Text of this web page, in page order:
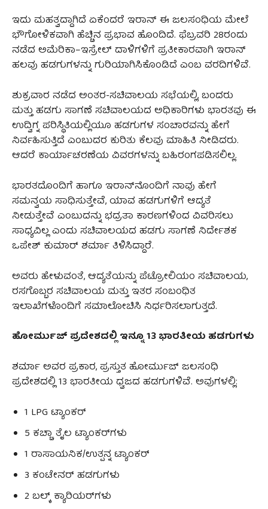
ಇದು ಮಹತ್ವದ್ದಾಗಿದೆ ಏಕೆಂದರೆ ಇರಾನ್ ಈ ಜಲಸಂಧಿಯ ಮೇಲೆ
ಭೌಗೋಳಿಕವಾಗಿ ಹೆಚ್ಚಿನ ಪ್ರಭಾವ ಹೊಂದಿದೆ. ಫೆಬ್ರವರಿ 28ರಂದು
ನಡೆದ ಅಮೆರಿಕಾ–ಇಸ್ರೇಲ್ ದಾಳಿಗಳಿಗೆ ಪ್ರತೀಕಾರವಾಗಿ ಇರಾನ್
ಹಲವು ಹಡಗುಗಳನ್ನು ಗುರಿಯಾಗಿಸಿಕೊಂಡಿದೆ ಎಂಬ ವರದಿಗಳಿವೆ.
ಶುಕ್ರವಾರ ನಡೆದ ಅಂತರ-ಸಚಿವಾಲಯ ಸಭೆಯಲ್ಲಿ, ಬಂದರು
ಮತ್ತು ಹಡಗು ಸಾಗಣೆ ಸಚಿವಾಲಯದ ಅಧಿಕಾರಿಗಳು ಭಾರತವು ಈ
ಉದ್ವಿಗ್ನ ಪರಿಸ್ಥಿತಿಯಲ್ಲಿಯೂ ಹಡಗುಗಳ ಸಂಚಾರವನ್ನು ಹೇಗೆ
ನಿರ್ವಹಿಸುತ್ತಿದೆ ಎಂಬುದರ ಕುರಿತು ಕೆಲವು ಮಾಹಿತಿ ನೀಡಿದರು.
ಆದರೆ ಕಾರ್ಯಾಚರಣೆಯ ವಿವರಗಳನ್ನು ಬಹಿರಂಗಪಡಿಸಲಿಲ್ಲ.
ಭಾರತದೊಂದಿಗೆ ಹಾಗೂ ಇರಾನ್‌ನೊಂದಿಗೆ ನಾವು ಹೇಗೆ
ಸಮನ್ವಯ ಸಾಧಿಸುತ್ತೇವೆ, ಯಾವ ಹಡಗುಗಳಿಗೆ ಆದ್ಯತೆ
ನೀಡುತ್ತೇವೆ ಎಂಬುದನ್ನು ಭದ್ರತಾ ಕಾರಣಗಳಿಂದ ವಿವರಿಸಲು
ಸಾಧ್ಯವಿಲ್ಲ ಎಂದು ಸಚಿವಾಲಯದ ಹಡಗು ಸಾಗಣೆ ನಿರ್ದೇಶಕ
ಒಪೇಶ್ ಕುಮಾರ್ ಶರ್ಮಾ ತಿಳಿಸಿದ್ದಾರೆ.
ಅವರು ಹೇಳುವಂತೆ, ಆದ್ಯತೆಯನ್ನು ಪೆಟ್ರೋಲಿಯಂ ಸಚಿವಾಲಯ,
ರಸಗೊಬ್ಬರ ಸಚಿವಾಲಯ ಮತ್ತು ಇತರ ಸಂಬಂಧಿತ
ಇಲಾಖೆಗಳೊಂದಿಗೆ ಸಮಾಲೋಚಿಸಿ ನಿರ್ಧರಿಸಲಾಗುತ್ತದೆ.
ಹೋರ್ಮುಜ್ ಪ್ರದೇಶದಲ್ಲಿ ಇನ್ನೂ 13 ಭಾರತೀಯ ಹಡಗುಗಳು
ಶರ್ಮಾ ಅವರ ಪ್ರಕಾರ, ಪ್ರಸ್ತುತ ಹೋರ್ಮುಜ್ ಜಲಸಂಧಿ
ಪ್ರದೇಶದಲ್ಲಿ 13 ಭಾರತೀಯ ಧ್ವಜದ ಹಡಗುಗಳಿವೆ. ಅವುಗಳಲ್ಲಿ:
1 LPG ಟ್ಯಾಂಕರ್
5 ಕಚ್ಚಾ ತೈಲ ಟ್ಯಾಂಕರ್‌ಗಳು
1 ರಾಸಾಯನಿಕ/ಉತ್ಪನ್ನ ಟ್ಯಾಂಕರ್
3 ಕಂಟೇನರ್ ಹಡಗುಗಳು
2 ಬಲ್ಕ್ ಕ್ಯಾರಿಯರ್‌ಗಳು